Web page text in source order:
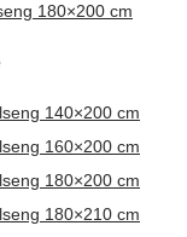
180×200 cm
140×200 cm
160×200 cm
180×200 cm
180×210 cm